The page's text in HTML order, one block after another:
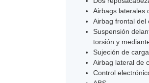
Airbags laterales
Airbag frontal del
Suspensión
torsión y
Sujeción de carga
Airbag lateral de
Control